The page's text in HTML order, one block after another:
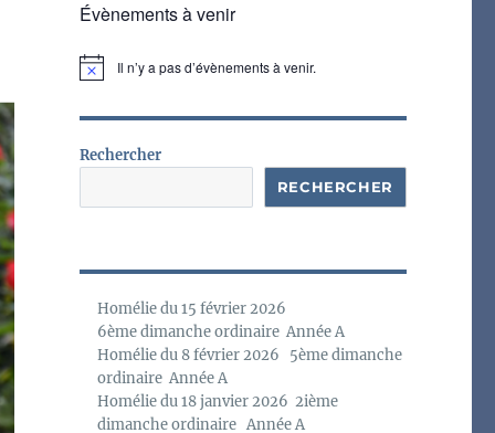
Évènements à venir
N
c
e
Il n’y a pas d’évènements à venir.
Rechercher
RECHERCHER
Homélie du 15 février 2026
6ème dimanche ordinaire Année A
Homélie du 8 février 2026 5ème dimanche
ordinaire Année A
Homélie du 18 janvier 2026 2ième
dimanche ordinaire Année A